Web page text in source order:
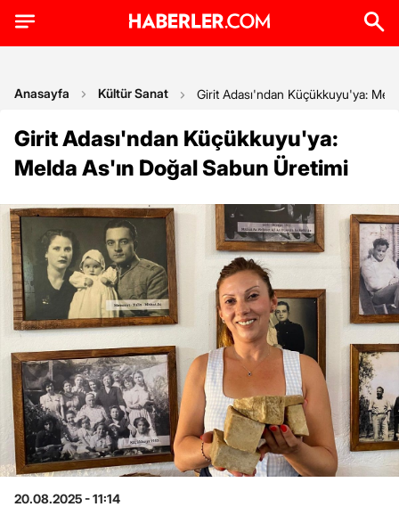
Anasayfa Kültür Sanat Girit Adası'ndan Küçükkuyu'ya:
Girit Adası'ndan Küçükkuyu'ya:
Melda As'ın Doğal Sabun Üretimi
20.08.2025 - 11:14